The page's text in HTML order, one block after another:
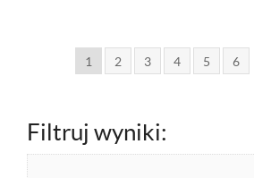
1 2 3 4 5 6
Filtruj wyniki: